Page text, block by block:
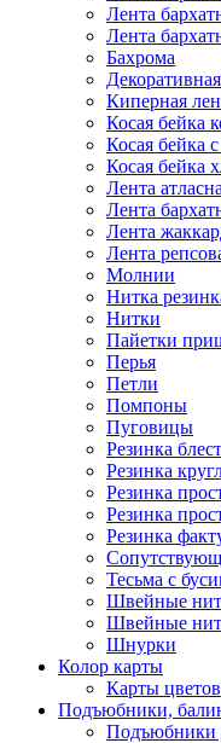
Лента
Лента
Бахрома
Киперная
Косая бейка
Косая бейка
Косая бейка
Лента
Лента
Лента
Лента
Молнии
Нитка
Нитки
Пайетки
Перья
Петли
Помпоны
Пуговицы
Резинка
Резинка
Резинка
Резинка
Резинка
Тесьма с
Швейные
Швейные
Шнурки
Колор карты
Карты цветов
Подъюбники,
Подъюбники